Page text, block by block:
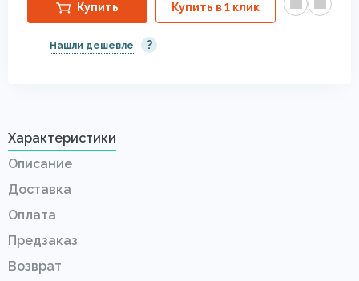
Купить Купить в 1 клик
Нашли дешевле ?
Характеристики
Описание
Доставка
Оплата
Предзаказ
Возврат